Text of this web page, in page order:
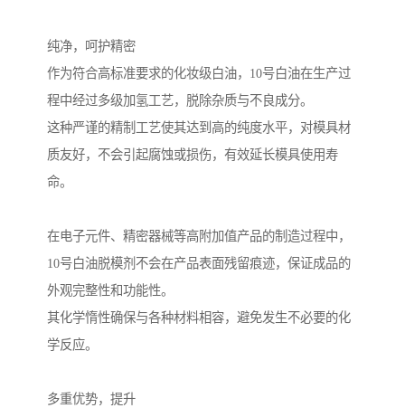
纯净，呵护精密
作为符合高标准要求的化妆级白油，10号白油在生产过
程中经过多级加氢工艺，脱除杂质与不良成分。
这种严谨的精制工艺使其达到高的纯度水平，对模具材
质友好，不会引起腐蚀或损伤，有效延长模具使用寿
命。
在电子元件、精密器械等高附加值产品的制造过程中，
10号白油脱模剂不会在产品表面残留痕迹，保证成品的
外观完整性和功能性。
其化学惰性确保与各种材料相容，避免发生不必要的化
学反应。
多重优势，提升